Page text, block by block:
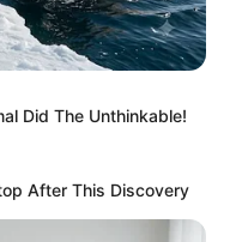
Did The Unthinkable!
After This Discovery